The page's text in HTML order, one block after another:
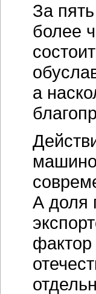
За
более
а
А доля